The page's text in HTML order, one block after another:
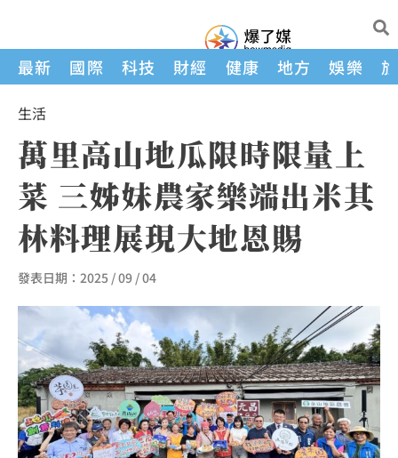
最新 國際 科技 財經 健康 地方 娛樂
生活
萬里高山地瓜限時限量上
菜 三姊妹農家樂端出米其
林料理展現大地恩賜
發表日期： 2025 / 09 / 04